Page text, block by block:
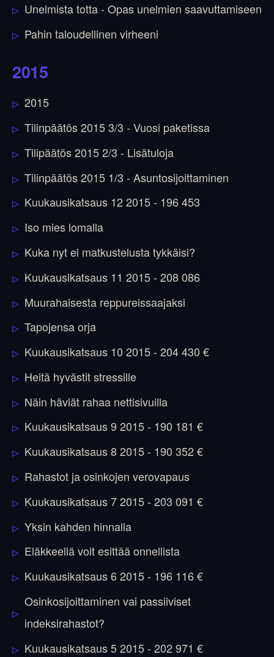
Unelmista totta - Opas unelmien saavuttamiseen
Pahin taloudellinen virheeni
2015
2015
Tilinpäätös 2015 3/3 - Vuosi paketissa
Tilipäätös 2015 2/3 - Lisätuloja
Tilinpäätös 2015 1/3 - Asuntosijoittaminen
Kuukausikatsaus 12 2015 - 196 453
Iso mies lomalla
Kuka nyt ei matkustelusta tykkäisi?
Kuukausikatsaus 11 2015 - 208 086
Muurahaisesta reppureissaajaksi
Tapojensa orja
Kuukausikatsaus 10 2015 - 204 430 €
Heitä hyvästit stressille
Näin häviät rahaa nettisivuilla
Kuukausikatsaus 9 2015 - 190 181 €
Kuukausikatsaus 8 2015 - 190 352 €
Rahastot ja osinkojen verovapaus
Kuukausikatsaus 7 2015 - 203 091 €
Yksin kahden hinnalla
Eläkkeellä voit esittää onnellista
Kuukausikatsaus 6 2015 - 196 116 €
Osinkosijoittaminen vai passiiviset
indeksirahastot?
Kuukausikatsaus 5 2015 - 202 971 €